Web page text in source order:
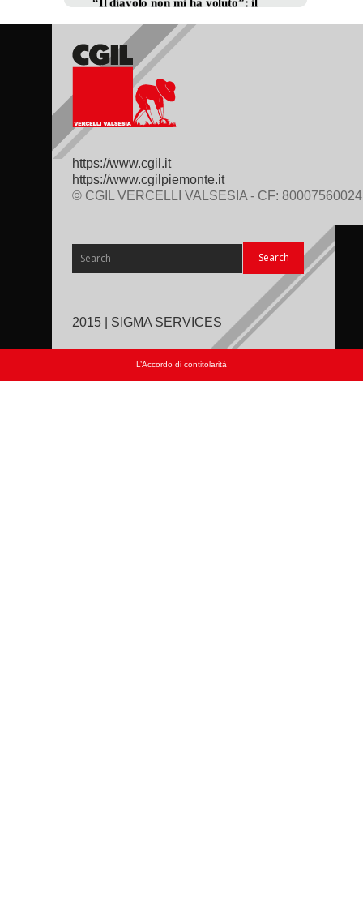
https://www.cgil.it
https://www.cgilpiemonte.it
© CGIL VERCELLI VALSESIA - CF: 80007560024
2015 | SIGMA SERVICES
L’Accordo di contitolarità